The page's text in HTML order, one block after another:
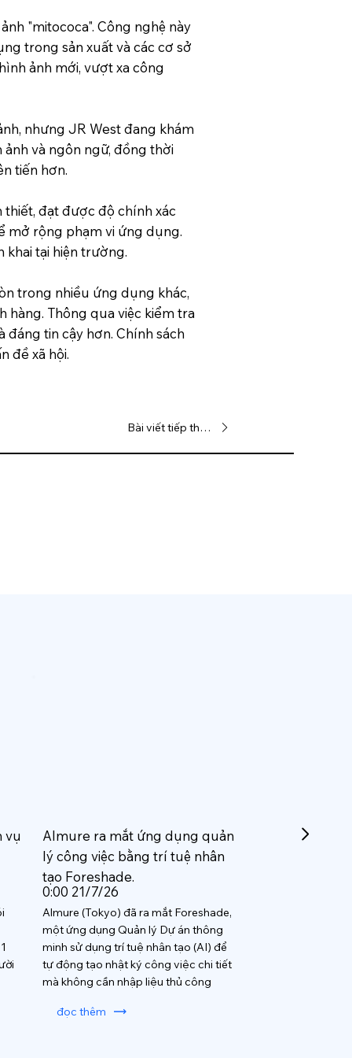
"mitococa". Công nghệ này
trong sản xuất và các cơ sở
ảnh mới, vượt xa công
nhưng JR West đang khám
và ngôn ngữ, đồng thời
tiến hơn.
đạt được độ chính xác
mở rộng phạm vi ứng dụng.
tại hiện trường.
trong nhiều ứng dụng khác,
hàng. Thông qua việc kiểm tra
tin cậy hơn. Chính sách
đề xã hội.
Bài viết tiếp theo
vụ
Almure ra mắt ứng dụng quản
lý công việc bằng trí tuệ nhân
tạo Foreshade.
0:00 21/7/26
Almure (Tokyo) đã ra mắt Foreshade,
một ứng dụng Quản lý Dự án thông
minh sử dụng trí tuệ nhân tạo (AI) để
tự động tạo nhật ký công việc chi tiết
mà không cần nhập liệu thủ công
đọc thêm